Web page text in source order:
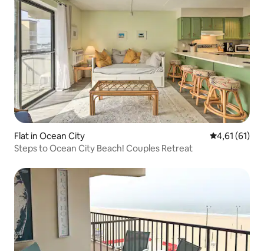
Flat in Ocean City Gemiddelde
4,61 (61)
Steps to Ocean City Beach! Couples Retreat